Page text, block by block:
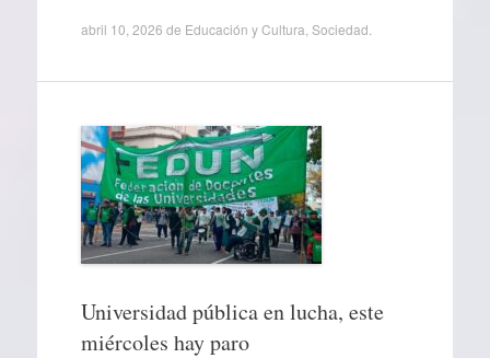
abril 10, 2026 de Educación y Cultura Sociedad
Universidad pública en lucha, este
miércoles hay paro